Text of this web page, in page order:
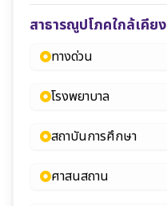
สาธารณูปโภคใกล้เคียง
ทางด่วน
โรงพยาบาล
สถาบันการศึกษา
ศาสนสถาน